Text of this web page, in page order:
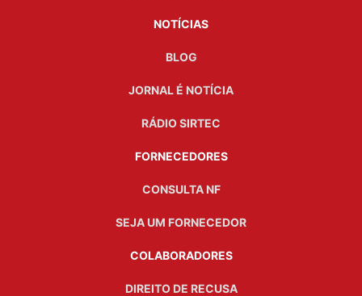
NOTÍCIAS
BLOG
JORNAL É NOTÍCIA
RÁDIO SIRTEC
FORNECEDORES
CONSULTA NF
SEJA UM FORNECEDOR
COLABORADORES
DIREITO DE RECUSA